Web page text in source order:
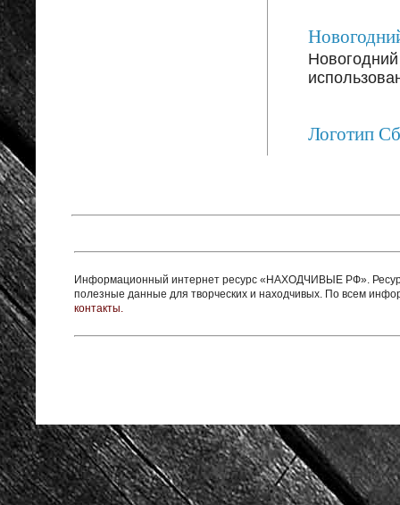
Логотип
Информационный интернет ресурс «НАХОДЧИВЫЕ РФ».
полезные данные для творческих и находчивых. По всем
контакты.